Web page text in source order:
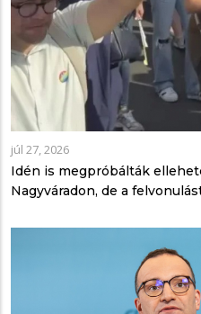
júl 27, 2026
Idén is megpróbálták
Nagyváradon, de a